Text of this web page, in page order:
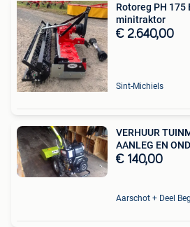
Rotoreg PH 175
minitraktor
€ 2.640,00
Sint-Michiels
VERHUUR TUINMACHINE GAZON
€ 140,00
Aarschot + Deel